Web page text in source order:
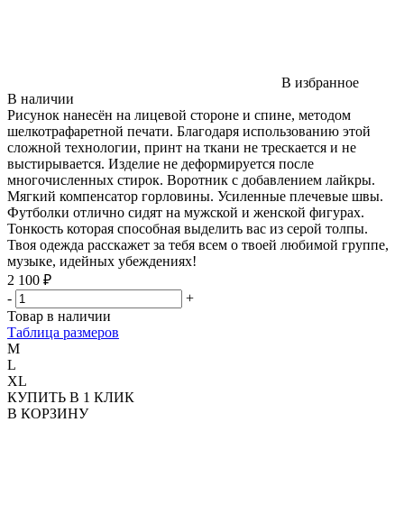
В избранное
В наличии
Рисунок нанесён на лицевой стороне и спине, методом
шелкотрафаретной печати. Благодаря использованию этой
сложной технологии, принт на ткани не трескается и не
выстирывается. Изделие не деформируется после
многочисленных стирок. Воротник с добавлением лайкры.
Мягкий компенсатор горловины. Усиленные плечевые швы.
Футболки отлично сидят на мужской и женской фигурах.
Тонкость которая способная выделить вас из серой толпы.
Твоя одежда расскажет за тебя всем о твоей любимой группе,
музыке, идейных убеждениях!
2 100 ₽
-
+
Товар в наличии
Таблица размеров
M
L
XL
КУПИТЬ В 1 КЛИК
В КОРЗИНУ